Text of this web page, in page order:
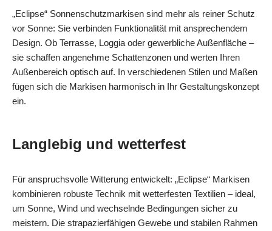
„Eclipse“ Sonnenschutzmarkisen sind mehr als reiner Schutz
vor Sonne: Sie verbinden Funktionalität mit ansprechendem
Design. Ob Terrasse, Loggia oder gewerbliche Außenfläche –
sie schaffen angenehme Schattenzonen und werten Ihren
Außenbereich optisch auf. In verschiedenen Stilen und Maßen
fügen sich die Markisen harmonisch in Ihr Gestaltungskonzept
ein.
Langlebig und wetterfest
Für anspruchsvolle Witterung entwickelt: „Eclipse“ Markisen
kombinieren robuste Technik mit wetterfesten Textilien – ideal,
um Sonne, Wind und wechselnde Bedingungen sicher zu
meistern. Die strapazierfähigen Gewebe und stabilen Rahmen